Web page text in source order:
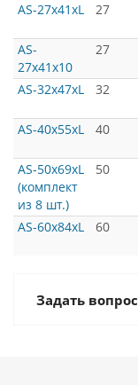
AS-27x41xL
27
AS-
27x41x10
27
AS-32x47xL 32
AS-40x55xL
40
AS-50x69xL
(комплект
из 8 шт.)
50
AS-60x84xL 60
Задать вопрос